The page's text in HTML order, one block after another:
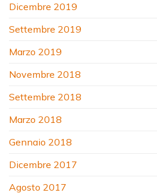
Dicembre 2019
Settembre 2019
Marzo 2019
Novembre 2018
Settembre 2018
Marzo 2018
Gennaio 2018
Dicembre 2017
Agosto 2017